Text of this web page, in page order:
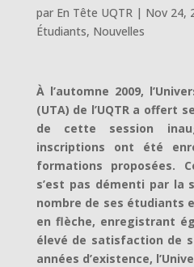
par En Tête UQTR| Nov 24,
Étudiants, Nouvelles
À l’automne 2009,
(UTA) de l’UQTR a offert
de cette session
inscriptions ont été
formations proposées.
s’est pas démenti par la
nombre de ses étudiants
en flèche, enregistrant
élevé de satisfaction de
années d’existence,